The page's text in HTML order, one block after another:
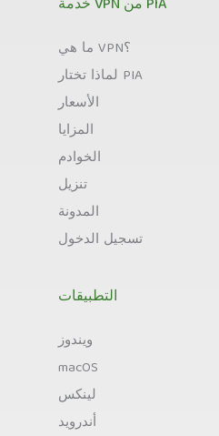
خدمة VPN من PIA
ما هي VPN؟
لماذا تختار PIA
الأسعار
المزايا
الخوادم
تنزيل
المدونة
تسجيل الدخول
التطبيقات
ويندوز
macOS
لينكس
أندرويد